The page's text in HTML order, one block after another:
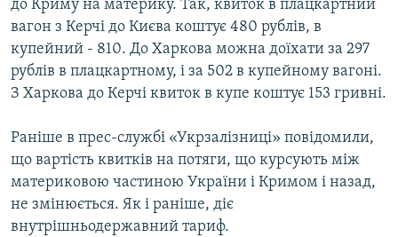
до Криму на материку. Так, квиток в плацкартний
вагон з Керчі до Києва коштує 480 рублів, в
купейний - 810. До Харкова можна доїхати за 297
рублів в плацкартному, і за 502 в купейному вагоні.
З Харкова до Керчі квиток в купе коштує 153 гривні.
Раніше в прес-службі «Укрзалізниці» повідомили,
що вартість квитків на потяги, що курсують між
материковою частиною України і Кримом і назад,
не змінюється. Як і раніше, діє
внутрішньодержавний тариф.